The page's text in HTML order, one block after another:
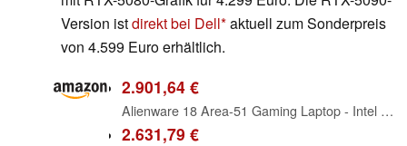
Version istdirekt bei Dell aktuell zum Sonderpreis
von 4.599 Euro erhältlich.
2.901,64 €
Alienware 18 Area-51 Gaming Laptop - Intel Ultra 9 275HX (24-Core, Up to 5.4GHz), RTX 5080 GDDR7, 16 Zoll 2.5K QHD+ 300Hz, 32GB DDR5, 1TB SSD, Backlit KB, w/DVD Drive, Win 11 Pro, Office Lifetime
2.631,79 €